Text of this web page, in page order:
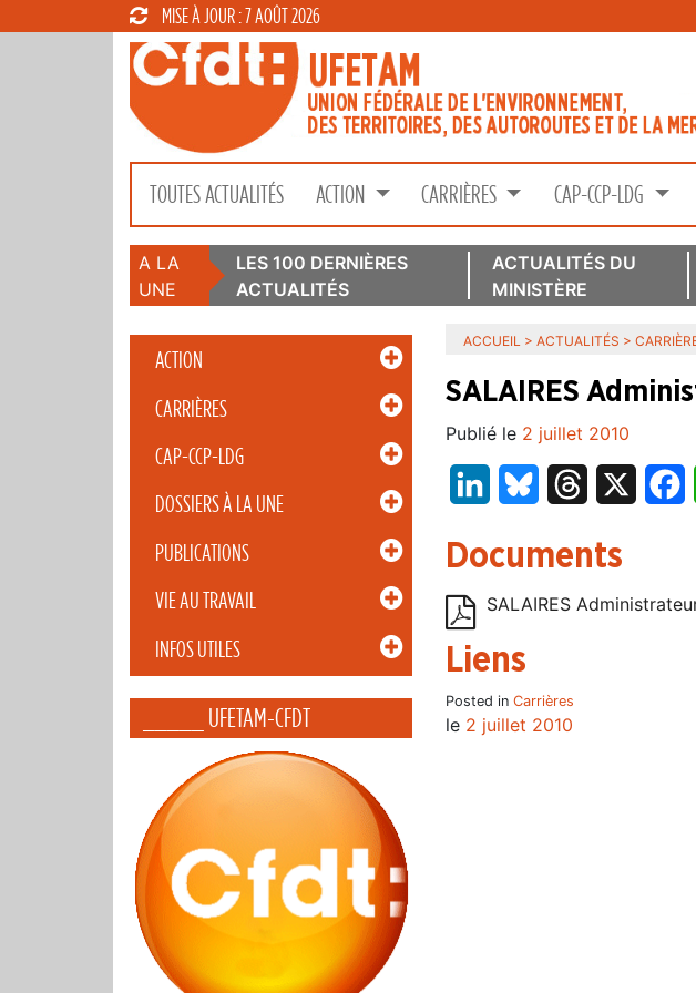
MISE À JOUR : 7 AOÛT 2026
TOUTES ACTUALITÉS ACTION CARRIÈRES CAP-CCP-LDG
A LA
UNE
LES 100 DERNIÈRES
ACTUALITÉS
ACTUALITÉS DU
MINISTÈRE
ACTION
CARRIÈRES
CAP-CCP-LDG
DOSSIERS À LA UNE
PUBLICATIONS
VIE AU TRAVAIL
INFOS UTILES
_____ UFETAM-CFDT
ACCUEIL > ACTUALITÉS >
SALAIRES
Publié le 2 juillet 2010
LinkedInBluesky Threads
Documents
SALAIRES
Liens
Posted in Carrières
le 2 juillet 2010